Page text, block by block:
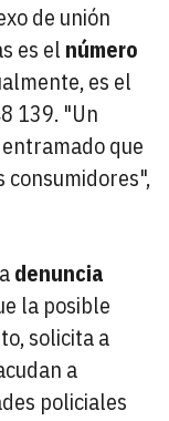
de unión
es el número
es el
139. "Un
que
consumidores",
denuncia
la posible
solicita a
a
policiales